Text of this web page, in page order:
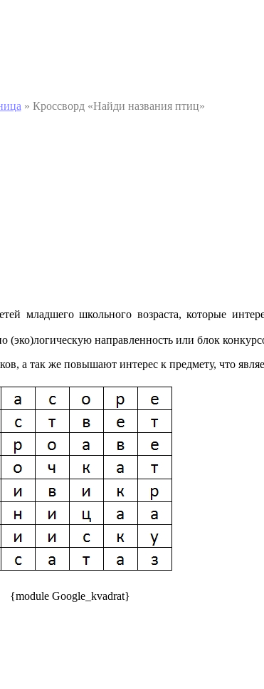
» Кроссворд «Найди названия птиц»
младшего школьного возраста, которые
направленность или блок
а так же повышают интерес к предмету, что
{module Google_kvadrat}